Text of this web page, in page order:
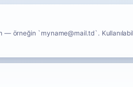
örneğin `myname@mail.td`.